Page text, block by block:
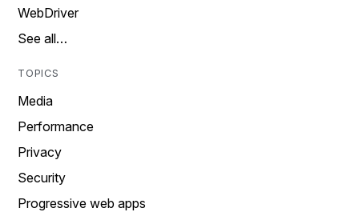
WebDriver
See all…
TOPICS
Media
Performance
Privacy
Security
Progressive web apps